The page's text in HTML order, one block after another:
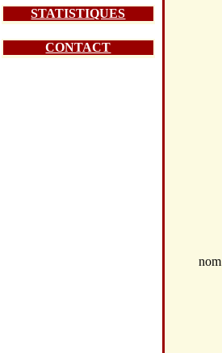
STATISTIQUES
CONTACT
nom